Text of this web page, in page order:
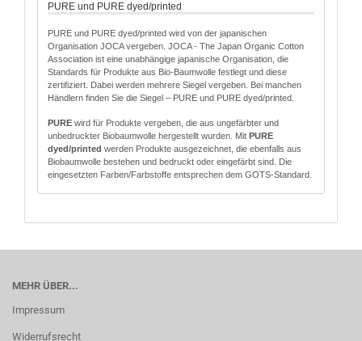
PURE und PURE dyed/printed
PURE und PURE dyed/printed wird von der japanischen
Organisation JOCA vergeben. JOCA - The Japan Organic Cotton
Association ist eine unabhängige japanische Organisation, die
Standards für Produkte aus Bio-Baumwolle festlegt und diese
zertifiziert. Dabei werden mehrere Siegel vergeben. Bei manchen
Händlern finden Sie die Siegel – PURE und PURE dyed/printed.
PURE wird für Produkte vergeben, die aus ungefärbter und
unbedruckter Biobaumwolle hergestellt wurden. Mit PURE
dyed/printed werden Produkte ausgezeichnet, die ebenfalls aus
Biobaumwolle bestehen und bedruckt oder eingefärbt sind. Die
eingesetzten Farben/Farbstoffe entsprechen dem GOTS-Standard.
MEHR ÜBER...
Impressum
Widerrufsrecht